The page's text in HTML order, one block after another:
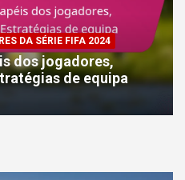
DA SÉRIE FIFA 2024
dos jogadores,
de equipa